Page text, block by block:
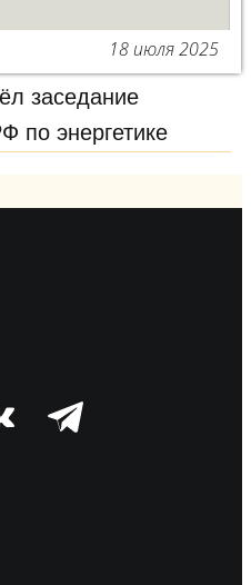
18 июля 2025
заседание
по энергетике